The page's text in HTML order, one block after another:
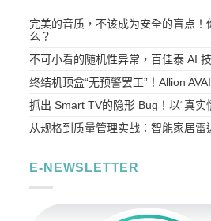
完美的音质，不该成为安全的盲点！
么？
不可小看的随机性异常，百佳泰 AI
终结机顶盒“无预警罢工”！Allion
抓出 Smart TV的隐形 Bug！以“真实
从规格到质量管理实战：智能家居
E-NEWSLETTER